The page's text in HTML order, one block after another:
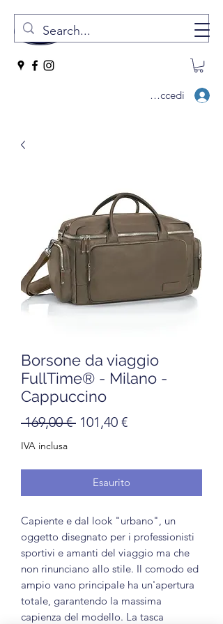
Accedi
Borsone da viaggio
FullTime® - Milano -
Cappuccino
169,00 € Prezzo regolare
101,40 €Prezzo scontato
IVA inclusa
Esaurito
Capiente e dal look "urbano", un
oggetto disegnato per i professionisti
sportivi e amanti del viaggio ma che
non rinunciano allo stile. Il comodo ed
ampio vano principale ha un'apertura
totale, garantendo la massima
capienza del modello. La tasca